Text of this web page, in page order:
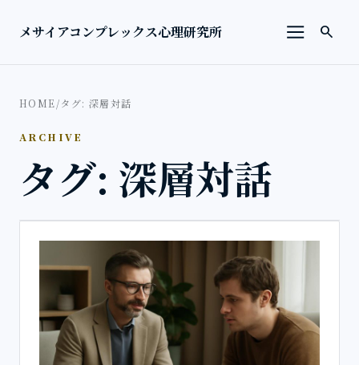
メサイアコンプレックス心理研究所
メニュー
検索を
search
HOME/タグ: 深層対話
ARCHIVE
タグ: 深層対話